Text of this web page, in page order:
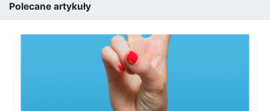
Polecane artykuły